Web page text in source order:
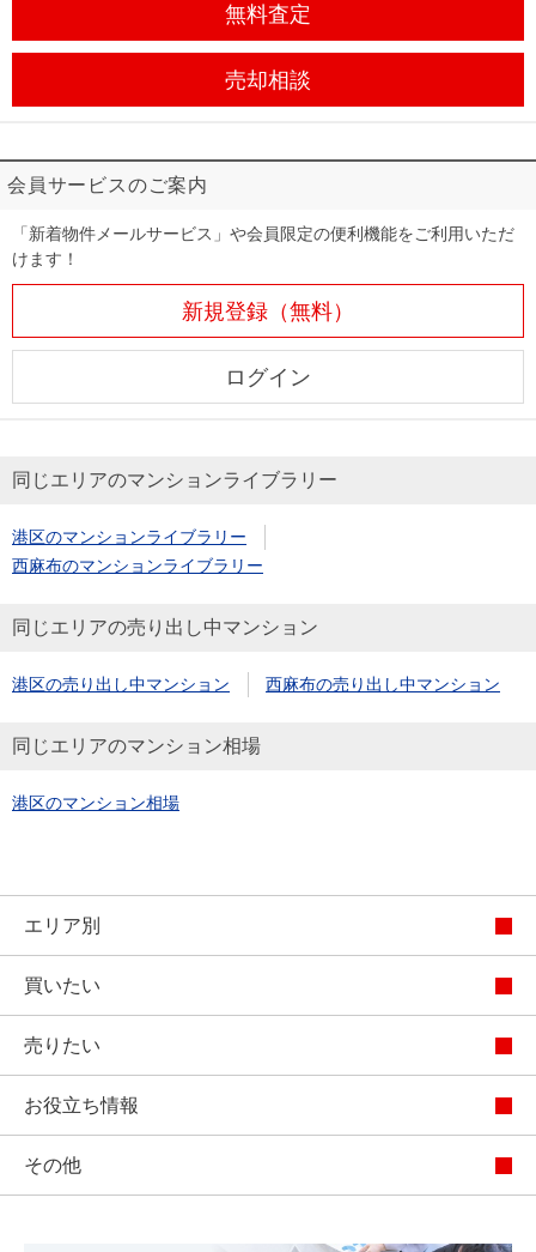
無料査定
売却相談
会員サービスのご案内
「新着物件メールサービス」や会員限定の便利機能をご利用いただ
けます！
新規登録（無料）
ログイン
同じエリアのマンションライブラリー
港区のマンションライブラリー
西麻布のマンションライブラリー
同じエリアの売り出し中マンション
港区の売り出し中マンション 西麻布の売り出し中マンション
同じエリアのマンション相場
港区のマンション相場
エリア別
買いたい
売りたい
お役立ち情報
その他